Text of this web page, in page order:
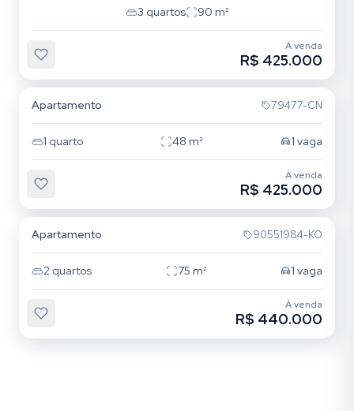
3 quartos 90 m²
À venda
R$ 425.000
Apartamento 79477-CN
1 quarto 48 m² 1 vaga
À venda
R$ 425.000
Apartamento 90551984-KO
2 quartos 75 m² 1 vaga
À venda
R$ 440.000